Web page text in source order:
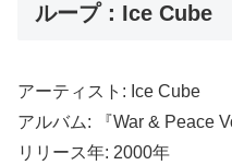
ループ：Ice Cube
アーティスト: Ice Cube
アルバム: 『War & Peace
リリース年: 2000年